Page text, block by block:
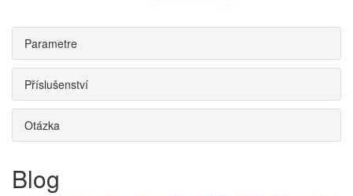
Parametre
Příslušenství
Otázka
Blog